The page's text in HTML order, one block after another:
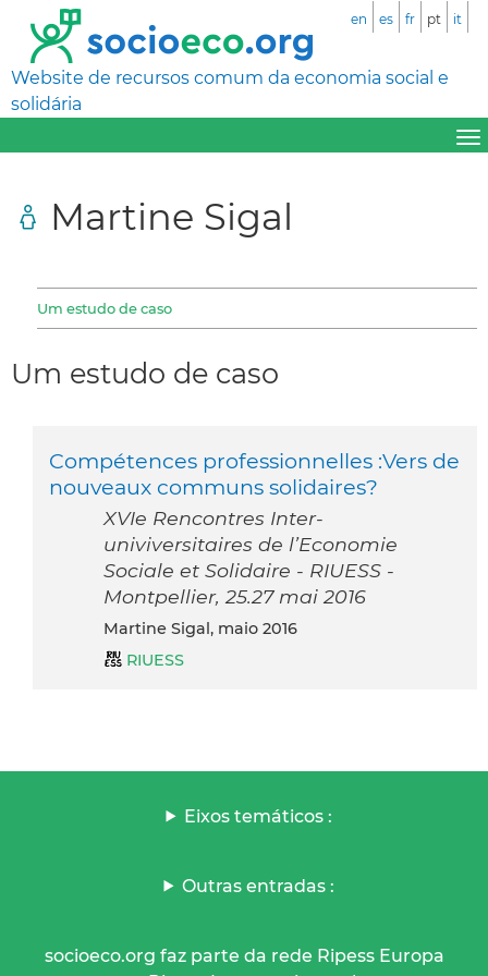
Website de recursos comum da economia social e
solidária
en es fr pt it
Martine Sigal
Um estudo de caso
Um estudo de caso
Compétences professionnelles :Vers de
nouveaux communs solidaires?
XVIe Rencontres Inter-
univiversitaires de l’Economie
Sociale et Solidaire - RIUESS -
Montpellier, 25.27 mai 2016
Martine Sigal, maio 2016
RIUESS
Eixos temáticos :
Outras entradas :
socioeco.org faz parte da rede Ripess Europa